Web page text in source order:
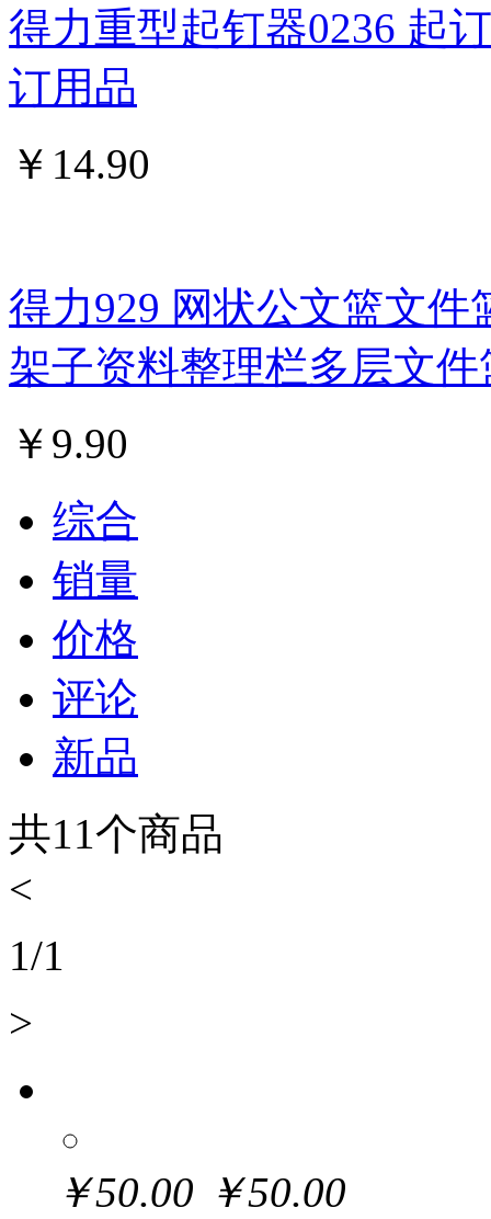
得力重型起钉器0236 起
订用品
￥ 14.90
得力929 网状公文篮文
架子资料整理栏多层文件
￥ 9.90
综合
销量
价格
评论
新品
共11个商品
<
1/1
>
￥50.00 ￥50.00